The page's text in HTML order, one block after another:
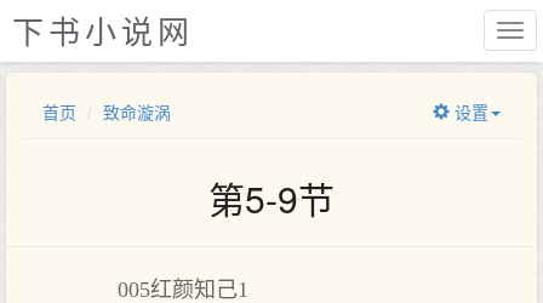
下书小说网
首页 致命漩涡 设置
第5-9节
005红颜知己1